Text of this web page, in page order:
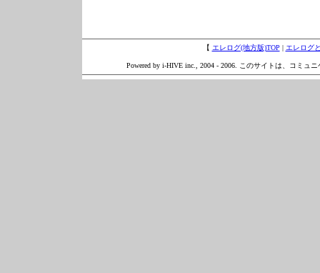
【 エレログ(地方版)TOP | エレログ
Powered by i-HIVE inc., 2004 - 2006. このサイトは、コミュ